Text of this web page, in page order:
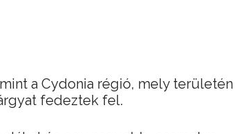
a Cydonia régió, mely területén
fedeztek fel.